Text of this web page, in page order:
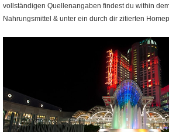
vollständigen Quellenangaben findest du within
Nahrungsmittel & unter ein durch dir zitierten